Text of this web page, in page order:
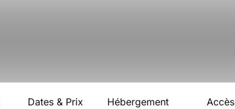
Dates & Prix Hébergement Accès